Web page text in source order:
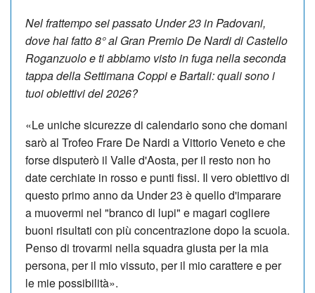
Nel frattempo sei passato Under 23 in Padovani,
dove hai fatto 8° al Gran Premio De Nardi di Castello
Roganzuolo e ti abbiamo visto in fuga nella seconda
tappa della Settimana Coppi e Bartali: quali sono i
tuoi obiettivi del 2026?
«Le uniche sicurezze di calendario sono che domani
sarò al Trofeo Frare De Nardi a Vittorio Veneto e che
forse disputerò il Valle d'Aosta, per il resto non ho
date cerchiate in rosso e punti fissi. Il vero obiettivo di
questo primo anno da Under 23 è quello d'imparare
a muovermi nel "branco di lupi" e magari cogliere
buoni risultati con più concentrazione dopo la scuola.
Penso di trovarmi nella squadra giusta per la mia
persona, per il mio vissuto, per il mio carattere e per
le mie possibilità».